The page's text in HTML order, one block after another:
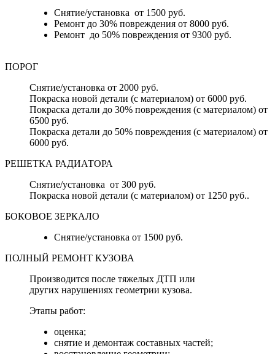
Снятие/установка от 1500 руб.
Ремонт до 30% повреждения от 8000 руб.
Ремонт до 50% повреждения от 9300 руб.
ПОРОГ
Снятие/установка от 2000 руб.
Покраска новой детали (с материалом) от 6000 руб.
Покраска детали до 30% повреждения (с материалом) от
6500 руб.
Покраска детали до 50% повреждения (с материалом) от
6000 руб.
РЕШЕТКА РАДИАТОРА
Снятие/установка от 300 руб.
Покраска новой детали (с материалом) от 1250 руб..
БОКОВОЕ ЗЕРКАЛО
Снятие/установка от 1500 руб.
ПОЛНЫЙ РЕМОНТ КУЗОВА
Производится после тяжелых ДТП или
других нарушениях геометрии кузова.
Этапы работ:
оценка;
снятие и демонтаж составных частей;